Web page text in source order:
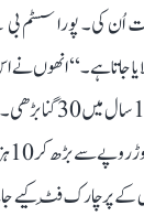
اُن کی۔ پورا سسٹم
ہے۔‘‘ انھوں نے
پرچارک فِٹ کیے